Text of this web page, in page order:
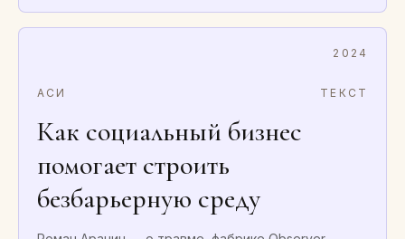
2024
АСИ ТЕКСТ
Как социальный бизнес
помогает строить
безбарьерную среду